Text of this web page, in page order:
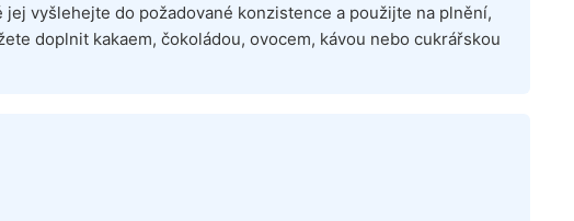
vyšlehejte do požadované konzistence a použijte na plnění,
doplnit kakaem, čokoládou, ovocem, kávou nebo cukrářskou